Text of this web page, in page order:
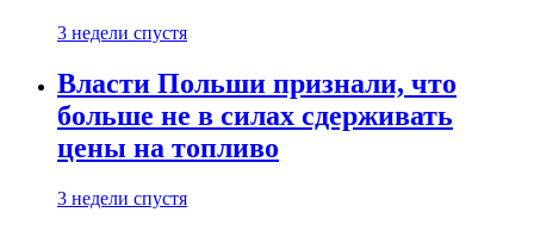
3 недели спустя
Власти Польши признали, что
больше не в силах сдерживать
цены на топливо
3 недели спустя